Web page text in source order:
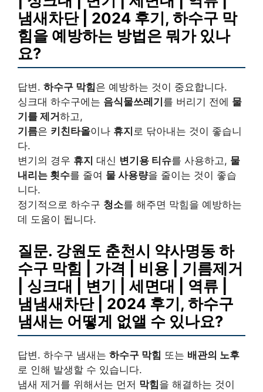
냄새차단 | 2024 후기, 하수구 막
힘을 예방하는 방법은 뭐가 있나
요?
답변. 하수구 막힘은 예방하는 것이 중요합니다.
싱크대 하수구에는 음식물쓰레기 를 버리기 전에 물
기를 제거 하고,
기름은 키친타올이나 휴지 로 닦아내는 것이 좋습니
다.
변기의 경우 휴지 대신 변기용 티슈를 사용하고, 물
내리는 횟수를 줄여 물 사용량을 줄이는 것이 좋습
니다.
정기적으로 하수구 청소를 해주면 막힘을 예방하는
데 도움이 됩니다.
질문. 강원도 춘천시 약사명동 하
수구 막힘 | 가격 | 비용 | 기름제거
| 싱크대 | 변기 | 세면대 | 역류 |
냄냄새차단 | 2024 후기, 하수구
냄새는 어떻게 없앨 수 있나요?
답변. 하수구 냄새는 하수구 막힘 또는 배관의 노후
로 인해 발생할 수 있습니다.
냄새 제거를 위해서는 먼저 막힘을 해결하는 것이